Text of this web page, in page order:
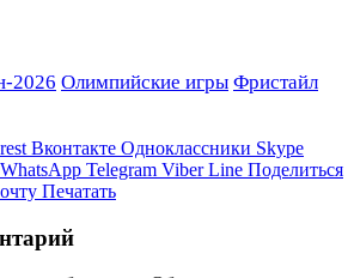
2026 Олимпийские игры Фристайл
Вконтакте Одноклассники Skype
WhatsApp Telegram Viber Line Поделиться
Печатать